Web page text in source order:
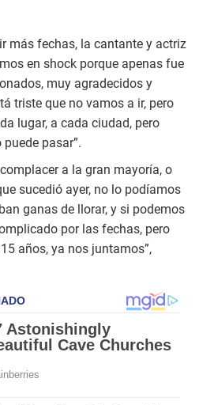
más fechas, la cantante y actriz
en shock porque apenas fue
muy agradecidos y
triste que no vamos a ir, pero
lugar, a cada ciudad, pero
pasar”.
a la gran mayoría, o
sucedió ayer, no lo podíamos
ganas de llorar, y si podemos
por las fechas, pero
años, ya nos juntamos”,